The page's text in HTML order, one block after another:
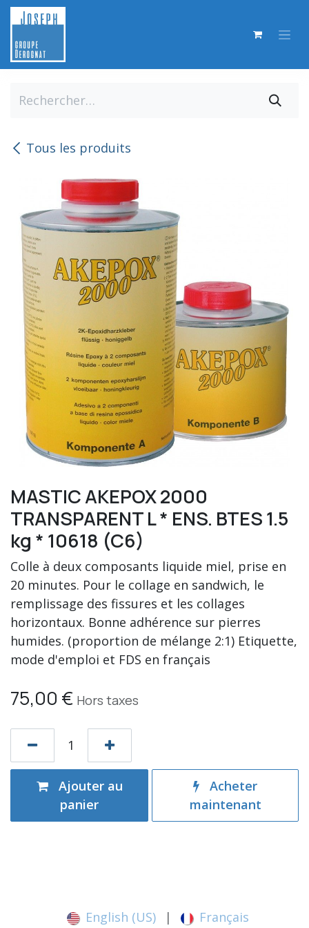
Se rendre au contenu
Tous les produits
MASTIC AKEPOX 2000
TRANSPARENT L * ENS. BTES 1.5
kg * 10618 (C6)
Colle à deux composants liquide miel, prise en
20 minutes. Pour le collage en sandwich, le
remplissage des fissures et les collages
horizontaux. Bonne adhérence sur pierres
humides. (proportion de mélange 2:1) Etiquette,
mode d'emploi et FDS en français
75,00 € Hors taxes
Ajouter au
panier
Acheter
maintenant
English (US) | Français